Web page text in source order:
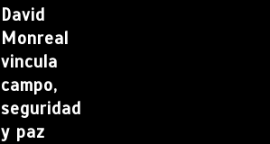
David
Monreal
vincula
campo,
seguridad
y paz